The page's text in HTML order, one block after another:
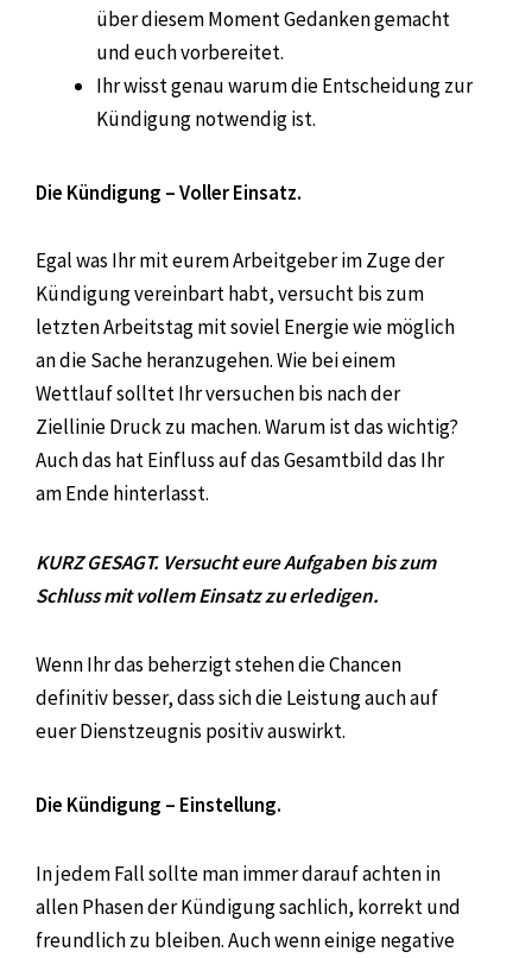
über diesem Moment Gedanken gemacht
und euch vorbereitet.
Ihr wisst genau warum die Entscheidung zur
Kündigung notwendig ist.
Die Kündigung – Voller Einsatz.
Egal was Ihr mit eurem Arbeitgeber im Zuge der
Kündigung vereinbart habt, versucht bis zum
letzten Arbeitstag mit soviel Energie wie möglich
an die Sache heranzugehen. Wie bei einem
Wettlauf solltet Ihr versuchen bis nach der
Ziellinie Druck zu machen. Warum ist das wichtig?
Auch das hat Einfluss auf das Gesamtbild das Ihr
am Ende hinterlasst.
KURZ GESAGT. Versucht eure Aufgaben bis zum
Schluss mit vollem Einsatz zu erledigen.
Wenn Ihr das beherzigt stehen die Chancen
definitiv besser, dass sich die Leistung auch auf
euer Dienstzeugnis positiv auswirkt.
Die Kündigung – Einstellung.
In jedem Fall sollte man immer darauf achten in
allen Phasen der Kündigung sachlich, korrekt und
freundlich zu bleiben. Auch wenn einige negative